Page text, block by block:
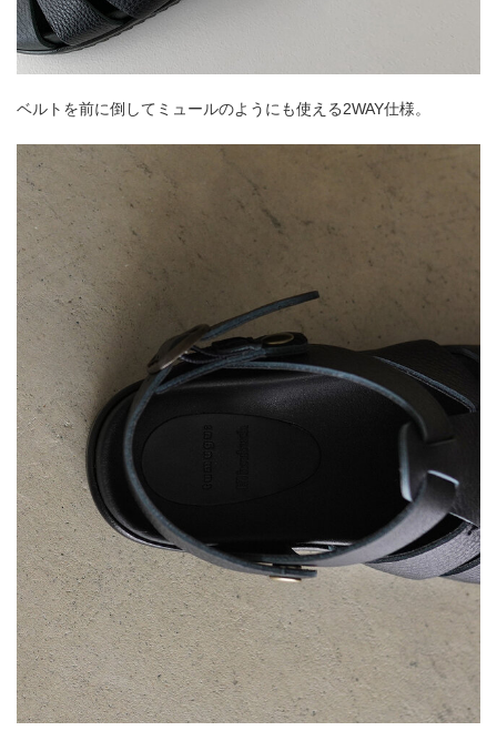
ベルトを前に倒してミュールのようにも使える2WAY仕様。